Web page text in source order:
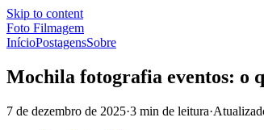
Skip to content
Foto Filmagem
InícioPostagensSobre
Mochila fotografia eventos: o
7 de dezembro de 2025·3 min de leitura·